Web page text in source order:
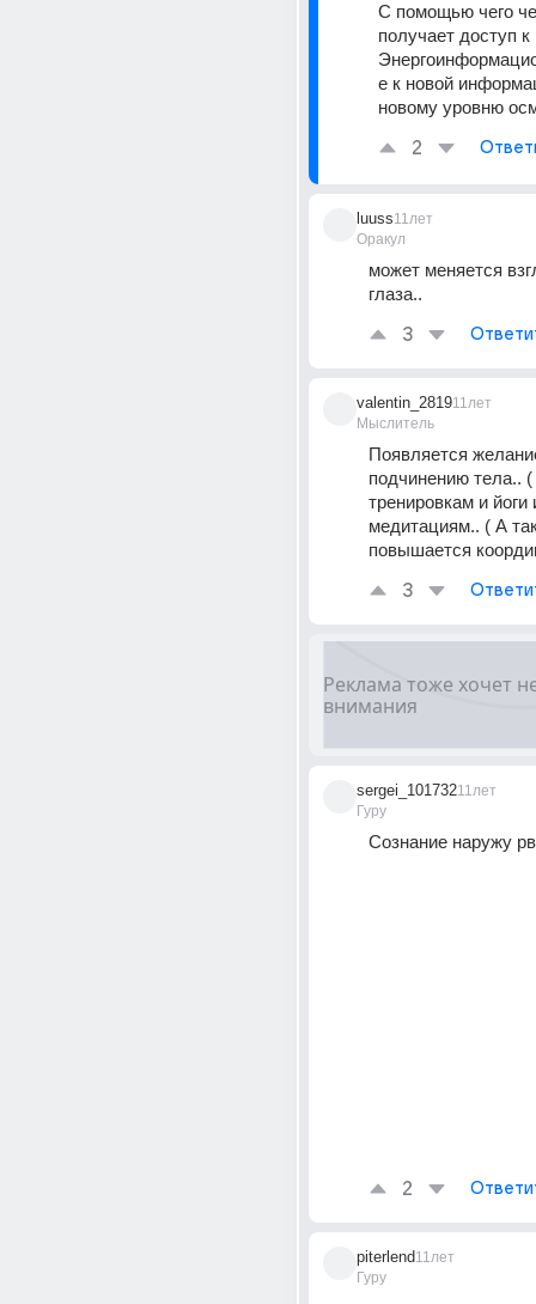
С помощью чего
получает доступ
е к новой
новому уровню
2
luuss
Оракул
11лет
может меняется
глаза..
3
valentin_2819
Мыслитель
11лет
Появляется
подчинению тела.. (
тренировкам и йоги
медитациям.. ( А
повышается
3
sergei_101732
Гуру
11лет
Сознание наружу
2
piterlend
Гуру
11лет